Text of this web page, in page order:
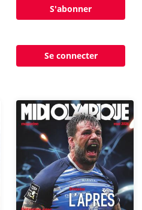
S'abonner
Se connecter